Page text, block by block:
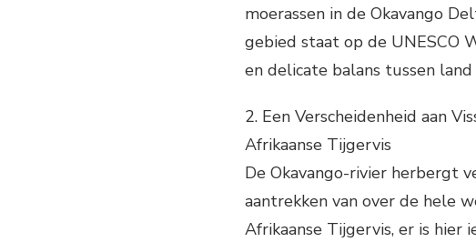
moerassen in de Okavango
gebied staat op de UNESCO
en delicate balans tussen
2. Een Verscheidenheid aan
Afrikaanse Tijgervis
De Okavango-rivier herbergt
aantrekken van over de hele
Afrikaanse Tijgervis, er is hier